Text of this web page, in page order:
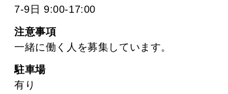
7-9日 9:00-17:00
注意事項
一緒に働く人を募集しています。
駐車場
有り